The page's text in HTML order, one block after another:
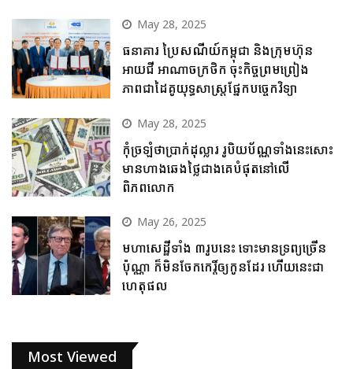
May 28, 2025
ធនាគារ ប្រៃសណីយ៍កម្ពុជា និងក្រុមហ៊ុន
អាយជី អាណាចក្រថិក ចុះកិច្ចព្រមព្រៀង
ភាពជាដៃគូយុទ្ធសាស្ត្រផ្នែកបច្ចេកវិទ្យា
May 28, 2025
កុំច្រឡំថាប្រាក់ដុល្លារ រូបិយប័ណ្ណទាំងនេះសោះ
មានហាងឆេងថ្លៃជាងគេបំផុតនៅលើ
ពិភពលោក
May 26, 2025
មហាសេដ្ឋីទាំង ៣រូបនេះ ទោះមានទ្រព្យច្រើន
ប៉ុណ្ណា ក៏មិនចែកកេរ្តិ៍ឲ្យកូនដែរ ហើយនេះជា
ហេតុផល
Most Viewed